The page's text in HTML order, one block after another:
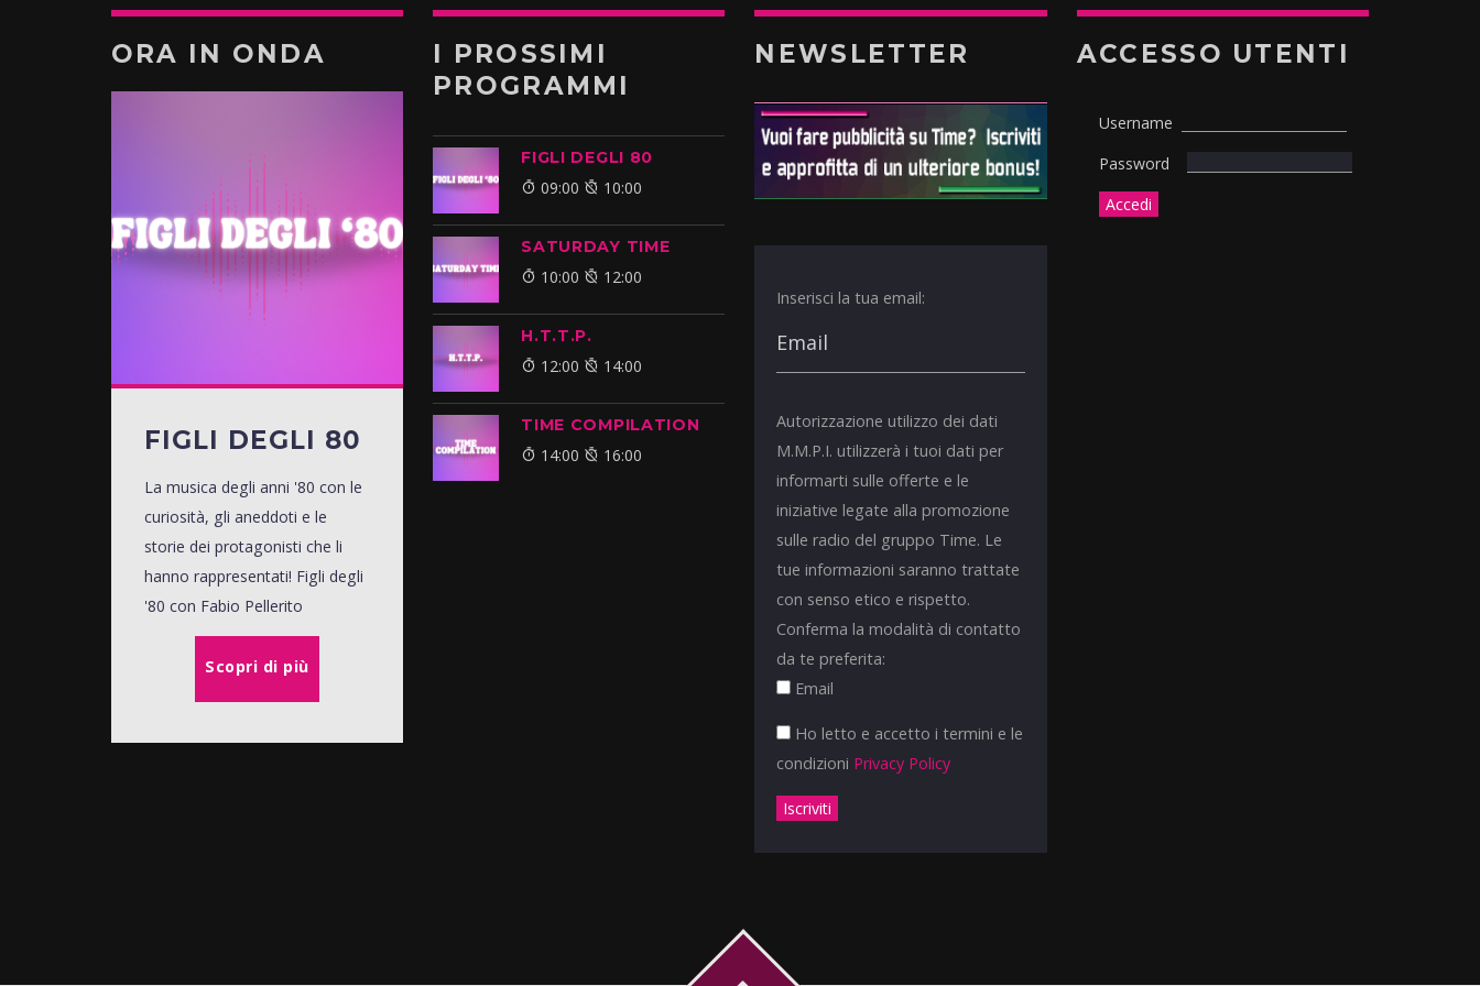
ORA IN ONDA
FIGLI DEGLI 80
La musica degli anni '80 con le
curiosità, gli aneddoti e le
storie dei protagonisti che li
hanno rappresentati! Figli degli
'80 con Fabio Pellerito
Scopri di più
I PROSSIMI
PROGRAMMI
FIGLI DEGLI 80
09:00 10:00
SATURDAY TIME
10:00 12:00
H.T.T.P.
12:00 14:00
TIME COMPILATION
14:00 16:00
NEWSLETTER
Inserisci la tua email:
Autorizzazione utilizzo dei dati
M.M.P.I. utilizzerà i tuoi dati per
informarti sulle offerte e le
iniziative legate alla promozione
sulle radio del gruppo Time. Le
tue informazioni saranno trattate
con senso etico e rispetto.
Conferma la modalità di contatto
da te preferita:
Email
Ho letto e accetto i termini e le
condizioni Privacy Policy
ACCESSO UTENTI
Username
Password